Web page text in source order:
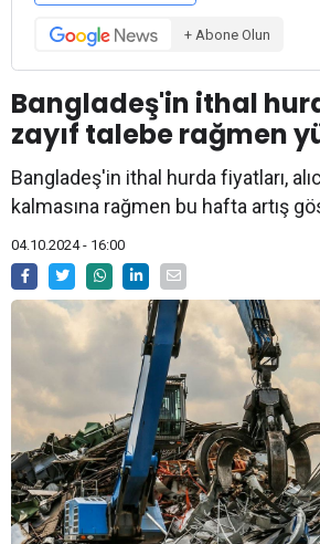
+ Abone Olun
Bangladeş'in ithal
zayıf talebe rağmen
Bangladeş'in ithal hurda fiyatları,
kalmasına rağmen bu hafta artış
04.10.2024 - 16:00